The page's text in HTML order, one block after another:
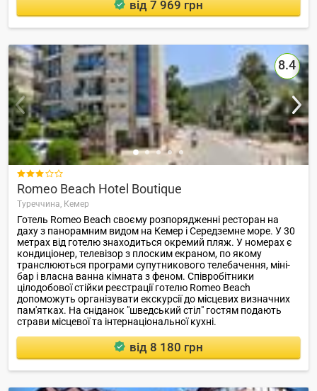
від 7 969 грн
8.4

Romeo Beach Hotel Boutique
Туреччина, Кемер
Готель Romeo Beach своєму розпорядженні ресторан на
даху з панорамним видом на Кемер і Середземне море. У 30
метрах від готелю знаходиться окремий пляж. У номерах є
кондиціонер, телевізор з плоским екраном, по якому
транслюються програми супутникового телебачення, міні-
бар і власна ванна кімната з феном. Співробітники
цілодобової стійки реєстрації готелю Romeo Beach
допоможуть організувати екскурсії до місцевих визначних
пам'ятках. На сніданок "шведський стіл" гостям подають
страви місцевої та інтернаціональної кухні.
від 8 180 грн